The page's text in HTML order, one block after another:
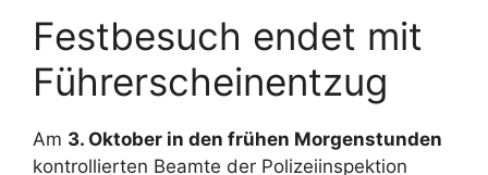
Festbesuch endet mit
Führerscheinentzug
Am 3. Oktober in den frühen Morgenstunden
kontrollierten Beamte der Polizeiinspektion